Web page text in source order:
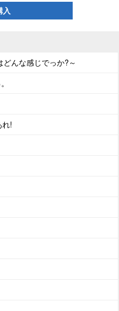
入
んな感じでっか?～
れ!